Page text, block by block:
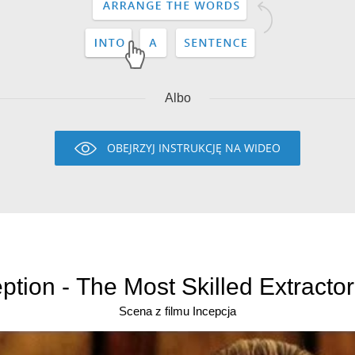
Albo
OBEJRZYJ INSTRUKCJĘ NA WIDEO
- The Most Skilled
Scena z filmu Incepcja